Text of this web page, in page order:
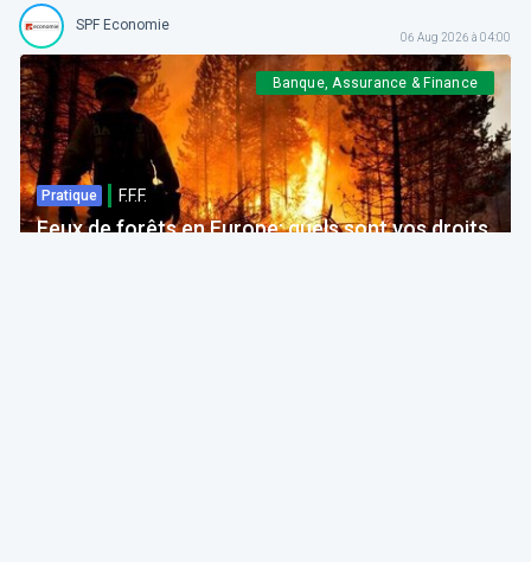
SPF Economie
06 Aug 2026 à 04:00
Banque, Assurance & Finance
Pratique F.F.F.
Feux de forêts en Europe: quels sont vos droits